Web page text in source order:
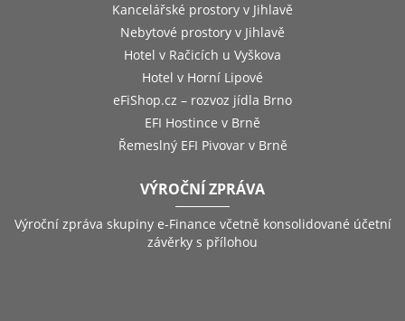
Kancelářské prostory v Jihlavě
Nebytové prostory v Jihlavě
Hotel v Račicích u Vyškova
Hotel v Horní Lipové
eFiShop.cz – rozvoz jídla Brno
EFI Hostince v Brně
Řemeslný EFI Pivovar v Brně
VÝROČNÍ ZPRÁVA
Výroční zpráva skupiny e-Finance včetně konsolidované účetní
závěrky s přílohou